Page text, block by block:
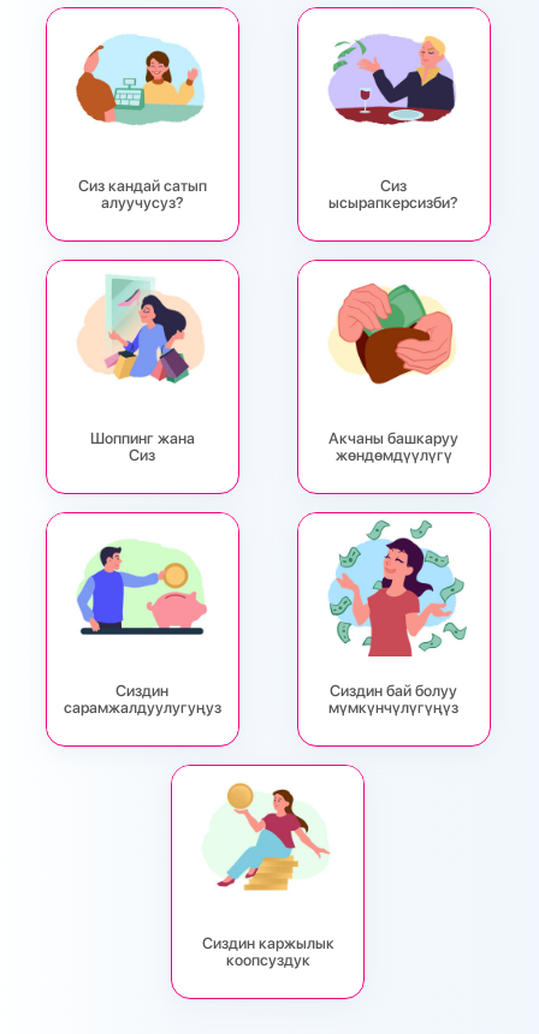
Сиз кандай сатып
алуучусуз?
Сиз
ысырапкерсизби?
Шоппинг жана
Сиз
Акчаны башкаруу
жөндөмдүүлүгү
Сиздин
сарамжалдуулугуңуз
Сиздин бай болуу
мүмкүнчүлүгүңүз
Сиздин каржылык
коопсуздук